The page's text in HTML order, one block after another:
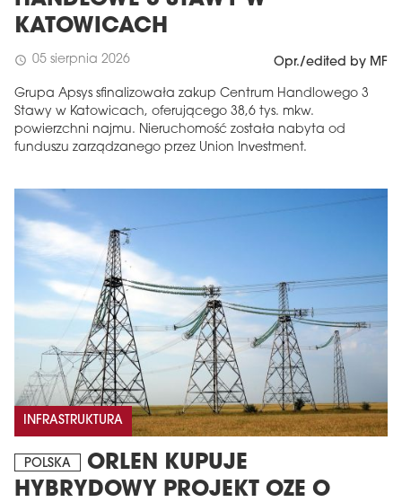
KATOWICACH
schedule 05 sierpnia 2026 Opr./edited by MF
Grupa Apsys sfinalizowała zakup Centrum Handlowego 3
Stawy w Katowicach, oferującego 38,6 tys. mkw.
powierzchni najmu. Nieruchomość została nabyta od
funduszu zarządzanego przez Union Investment.
INFRASTRUKTURA
POLSKA
ORLEN KUPUJE
HYBRYDOWY PROJEKT OZE O